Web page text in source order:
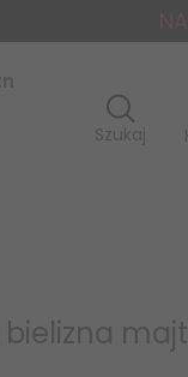
Szukaj
bielizna